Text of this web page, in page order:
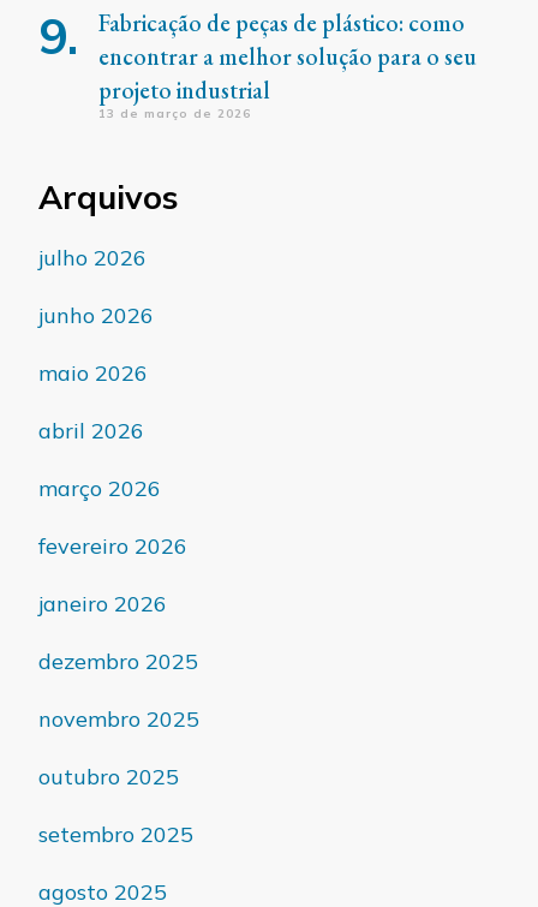
Fabricação de peças de plástico: como
encontrar a melhor solução para o seu
projeto industrial
13 de março de 2026
Arquivos
julho 2026
junho 2026
maio 2026
abril 2026
março 2026
fevereiro 2026
janeiro 2026
dezembro 2025
novembro 2025
outubro 2025
setembro 2025
agosto 2025